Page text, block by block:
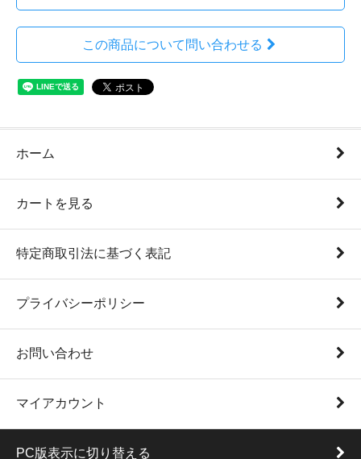
この商品について問い合わせる
ホーム
カートを見る
特定商取引法に基づく表記
プライバシーポリシー
お問い合わせ
マイアカウント
PC版表示に切り替える